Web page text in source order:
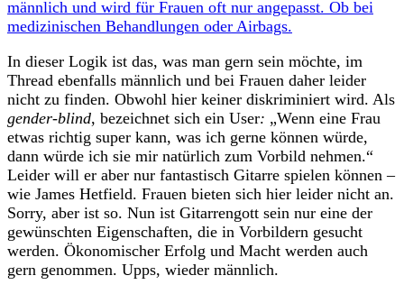
männlich und wird für Frauen oft nur angepasst. Ob bei
medizinischen Behandlungen oder Airbags.
In dieser Logik ist das, was man gern sein möchte, im
Thread ebenfalls männlich und bei Frauen daher leider
nicht zu finden. Obwohl hier keiner diskriminiert wird. Als
gender-blind, bezeichnet sich ein User: „Wenn eine Frau
etwas richtig super kann, was ich gerne können würde,
dann würde ich sie mir natürlich zum Vorbild nehmen.“
Leider will er aber nur fantastisch Gitarre spielen können –
wie James Hetfield. Frauen bieten sich hier leider nicht an.
Sorry, aber ist so. Nun ist Gitarrengott sein nur eine der
gewünschten Eigenschaften, die in Vorbildern gesucht
werden. Ökonomischer Erfolg und Macht werden auch
gern genommen. Upps, wieder männlich.